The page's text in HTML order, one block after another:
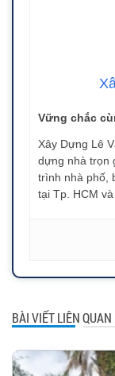
Vững chắc
Xây Dựng Lê
dựng nhà trọn
trình nhà phố,
tại Tp. HCM
BÀI VIẾT LIÊN QUAN